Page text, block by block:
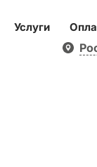
Услуги